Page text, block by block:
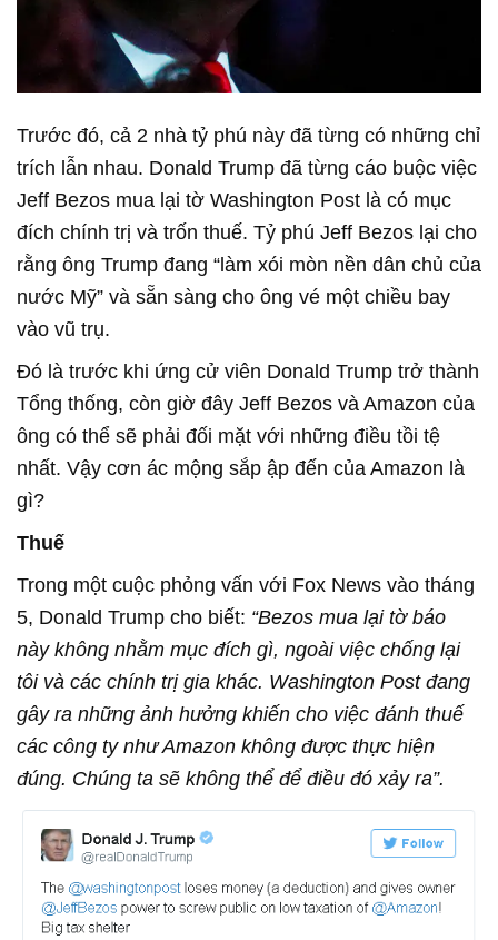
Trước đó, cả 2 nhà tỷ phú này đã từng có những chỉ
trích lẫn nhau. Donald Trump đã từng cáo buộc việc
Jeff Bezos mua lại tờ Washington Post là có mục
đích chính trị và trốn thuế. Tỷ phú Jeff Bezos lại cho
rằng ông Trump đang “làm xói mòn nền dân chủ của
nước Mỹ” và sẵn sàng cho ông vé một chiều bay
vào vũ trụ.
Đó là trước khi ứng cử viên Donald Trump trở thành
Tổng thống, còn giờ đây Jeff Bezos và Amazon của
ông có thể sẽ phải đối mặt với những điều tồi tệ
nhất. Vậy cơn ác mộng sắp ập đến của Amazon là
gì?
Thuế
Trong một cuộc phỏng vấn với Fox News vào tháng
5, Donald Trump cho biết: “Bezos mua lại tờ báo
này không nhằm mục đích gì, ngoài việc chống lại
tôi và các chính trị gia khác. Washington Post đang
gây ra những ảnh hưởng khiến cho việc đánh thuế
các công ty như Amazon không được thực hiện
đúng. Chúng ta sẽ không thể để điều đó xảy ra”.